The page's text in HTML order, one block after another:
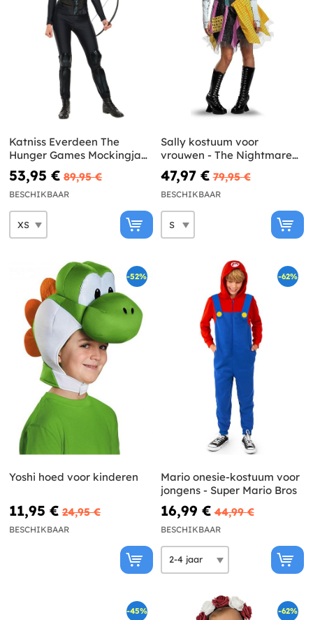
Katniss Everdeen The
Hunger Games Mockingjay
Kostuum voor vrouw
53,95 € 89,95 €
BESCHIKBAAR
Sally kostuum voor
vrouwen - The Nightmare
Before Christmas
47,97 € 79,95 €
BESCHIKBAAR
-52%
Yoshi hoed voor kinderen
11,95 € 24,95 €
BESCHIKBAAR
-62%
Mario onesie-kostuum voor
jongens - Super Mario Bros
16,99 € 44,99 €
BESCHIKBAAR
-45% -62%